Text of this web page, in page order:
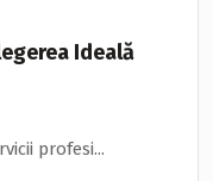
Ideală
profesi...